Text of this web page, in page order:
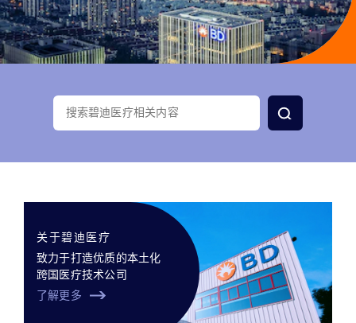
关于碧迪医疗
致力于打造优质的本土化
跨国医疗技术公司
了解更多